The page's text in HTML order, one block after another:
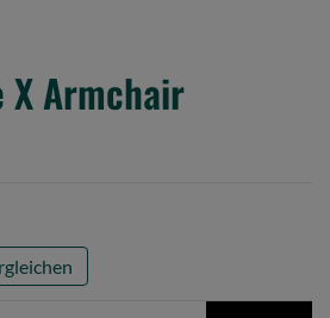
X Armchair